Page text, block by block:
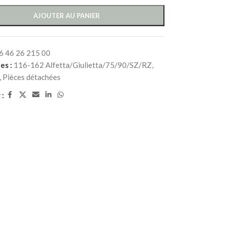
AJOUTER AU PANIER
46 26 215 00
: 116-162 Alfetta/Giulietta/75/90/SZ/RZ,
Pièces détachées